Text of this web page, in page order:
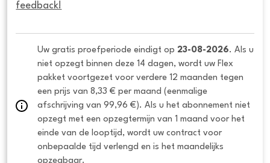
feedback!
Uw gratis proefperiode eindigt op 23-08-2026. Als u
niet opzegt binnen deze 14 dagen, wordt uw Flex
pakket voortgezet voor verdere 12 maanden tegen
een prijs van 8,33 € per maand (eenmalige
afschrijving van 99,96 €). Als u het abonnement niet
opzegt met een opzegtermijn van 1 maand voor het
einde van de looptijd, wordt uw contract voor
onbepaalde tijd verlengd en is het maandelijks
opzegbaar.